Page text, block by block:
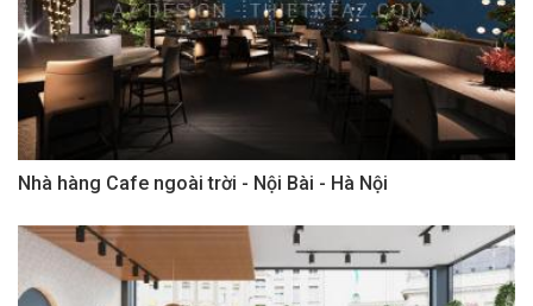
Nhà hàng Cafe ngoài trời - Nội Bài - Hà Nội